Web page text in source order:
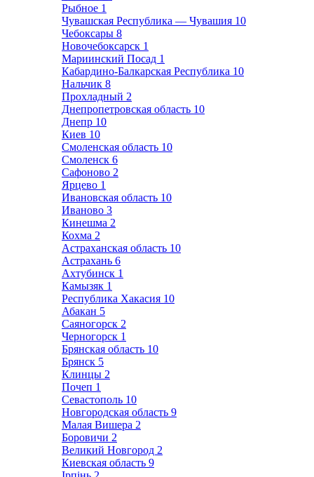
Рыбное 1
Чувашская Республика — Чувашия 10
Чебоксары 8
Новочебоксарск 1
Мариинский Посад 1
Кабардино-Балкарская Республика 10
Нальчик 8
Прохладный 2
Днепропетровская область 10
Днепр 10
Киев 10
Смоленская область 10
Смоленск 6
Сафоново 2
Ярцево 1
Ивановская область 10
Иваново 3
Кинешма 2
Кохма 2
Астраханская область 10
Астрахань 6
Ахтубинск 1
Камызяк 1
Республика Хакасия 10
Абакан 5
Саяногорск 2
Черногорск 1
Брянская область 10
Брянск 5
Клинцы 2
Почеп 1
Севастополь 10
Новгородская область 9
Малая Вишера 2
Боровичи 2
Великий Новгород 2
Киевская область 9